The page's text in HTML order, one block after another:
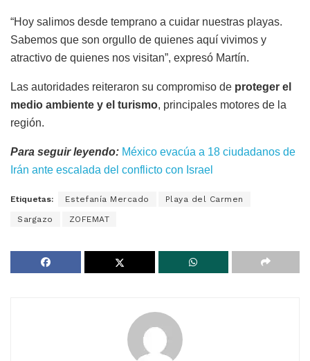
“Hoy salimos desde temprano a cuidar nuestras playas.
Sabemos que son orgullo de quienes aquí vivimos y
atractivo de quienes nos visitan”, expresó Martín.
Las autoridades reiteraron su compromiso de proteger el
medio ambiente y el turismo, principales motores de la
región.
Para seguir leyendo: México evacúa a 18 ciudadanos de
Irán ante escalada del conflicto con Israel
Etiquetas: Estefanía Mercado Playa del Carmen
Sargazo ZOFEMAT